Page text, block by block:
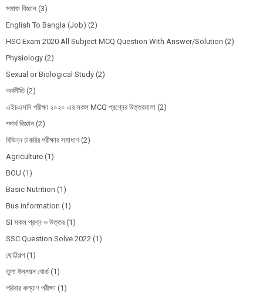
সমাজ বিজ্ঞান (3)
English To Bangla (Job) (2)
HSC Exam 2020 All Subject MCQ Question With Answer/Solution (2)
Physiology (2)
Sexual or Biological Study (2)
অর্থনীতি (2)
এইচএসসি পরীক্ষা ২০২০ এর সকল MCQ প্রশ্নের উত্তরমালা (2)
পদার্থ বিজ্ঞান (2)
বিভিন্ন চাকরির পরীক্ষার সমাধাণ (2)
Agriculture (1)
BOU (1)
Basic Nutrition (1)
Bus information (1)
SI সকল প্রশ্ন ও উত্তর (1)
SSC Question Solve 2022 (1)
ছোট্টগল্প (1)
তুলা উন্নয়ন বোর্ড (1)
পরিবার কল্যাণ পরীক্ষা (1)